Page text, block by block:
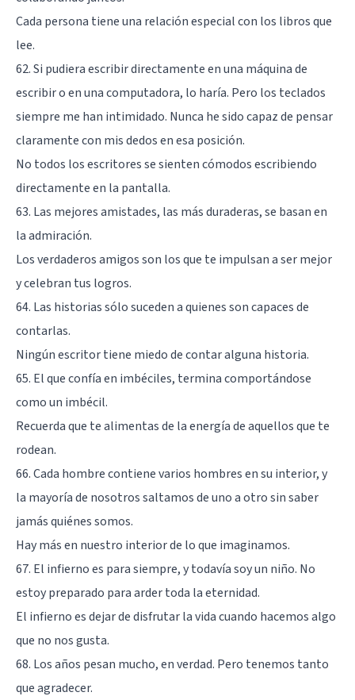
Cada persona tiene una relación especial con los libros que
lee.
62. Si pudiera escribir directamente en una máquina de
escribir o en una computadora, lo haría. Pero los teclados
siempre me han intimidado. Nunca he sido capaz de pensar
claramente con mis dedos en esa posición.
No todos los escritores se sienten cómodos escribiendo
directamente en la pantalla.
63. Las mejores amistades, las más duraderas, se basan en
la admiración.
Los verdaderos amigos son los que te impulsan a ser mejor
y celebran tus logros.
64. Las historias sólo suceden a quienes son capaces de
contarlas.
Ningún escritor tiene miedo de contar alguna historia.
65. El que confía en imbéciles, termina comportándose
como un imbécil.
Recuerda que te alimentas de la energía de aquellos que te
rodean.
66. Cada hombre contiene varios hombres en su interior, y
la mayoría de nosotros saltamos de uno a otro sin saber
jamás quiénes somos.
Hay más en nuestro interior de lo que imaginamos.
67. El infierno es para siempre, y todavía soy un niño. No
estoy preparado para arder toda la eternidad.
El infierno es dejar de disfrutar la vida cuando hacemos algo
que no nos gusta.
68. Los años pesan mucho, en verdad. Pero tenemos tanto
que agradecer.